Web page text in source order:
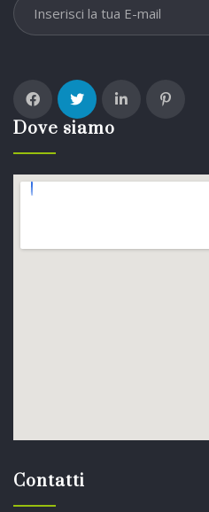
Dove siamo
Contatti